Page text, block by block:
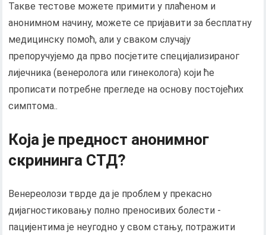
Такве тестове можете примити у плаћеном и
анонимном начину, можете се пријавити за бесплатну
медицинску помоћ, али у сваком случају
препоручујемо да прво посјетите специјализираног
лијечника (венеролога или гинеколога) који ће
прописати потребне прегледе на основу постојећих
симптома..
Која је предност анонимног
скрининга СТД?
Венереолози тврде да је проблем у прекасно
дијагностиковању полно преносивих болести -
пацијентима је неугодно у свом стању, потражити